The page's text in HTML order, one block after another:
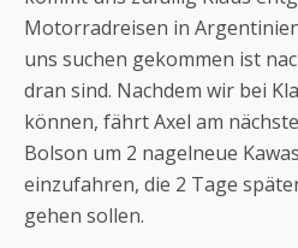
Motorradreisen in
uns suchen gekommen ist
dran sind. Nachdem wir bei
können, fährt Axel am
Bolson um 2 nagelneue
einzufahren, die 2 Tage
gehen sollen.